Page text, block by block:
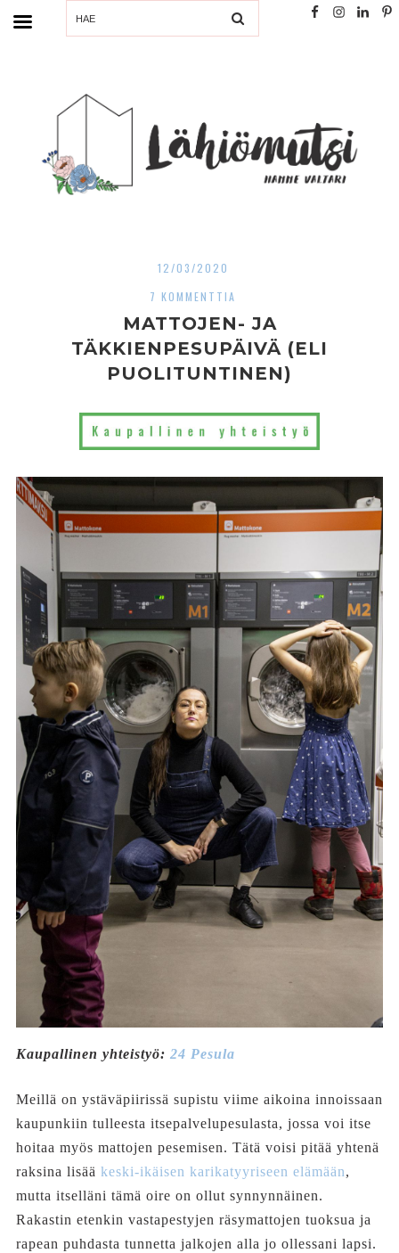
SEARCH
12/03/2020
7 KOMMENTTIA
MATTOJEN- JA
TÄKKIENPESUPÄIVÄ (ELI
PUOLITUNTINEN)
Kaupallinen yhteistyö: 24 Pesula
Meillä on ystäväpiirissä supistu viime aikoina innoissaan
kaupunkiin tulleesta itsepalvelupesulasta, jossa voi itse
hoitaa myös mattojen pesemisen. Tätä voisi pitää yhtenä
raksina lisää keski-ikäisen karikatyyriseen elämään,
mutta itselläni tämä oire on ollut synnynnäinen.
Rakastin etenkin vastapestyjen räsymattojen tuoksua ja
rapean puhdasta tunnetta jalkojen alla jo ollessani lapsi.